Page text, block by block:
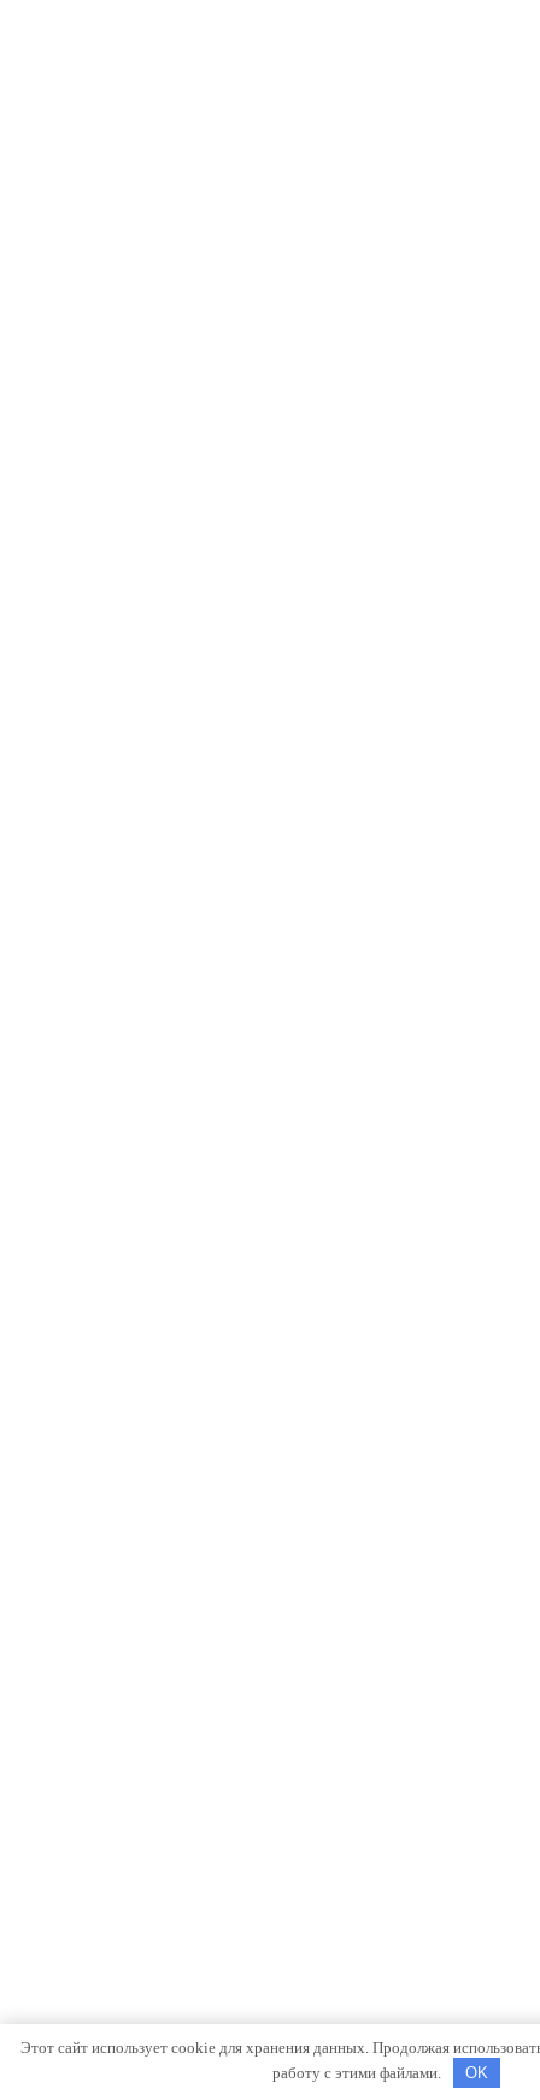
Этот сайт использует cookie для хранения данных. Продолжая
работу с этими файлами.
OK